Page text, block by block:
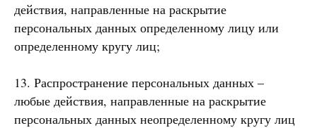
действия, направленные на раскрытие
персональных данных определенному лицу или
определенному кругу лиц;
13. Распространение персональных данных –
любые действия, направленные на раскрытие
персональных данных неопределенному кругу лиц